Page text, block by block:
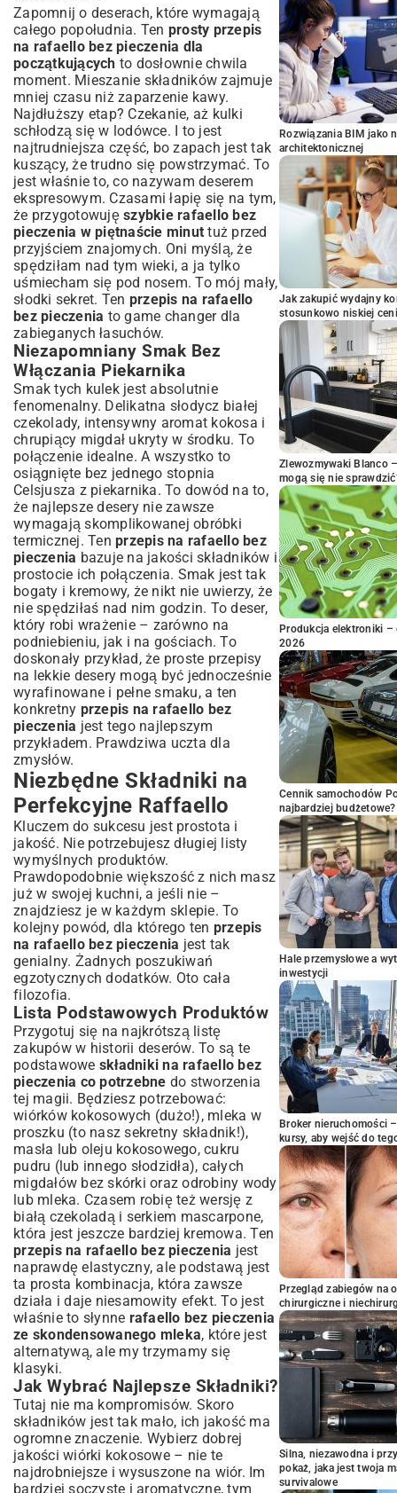
Zapomnij o deserach, które wymagają
całego popołudnia. Ten prosty przepis
na rafaello bez pieczenia dla
początkujących to dosłownie chwila
moment. Mieszanie składników zajmuje
mniej czasu niż zaparzenie kawy.
Najdłuższy etap? Czekanie, aż kulki
schłodzą się w lodówce. I to jest
najtrudniejsza część, bo zapach jest tak
kuszący, że trudno się powstrzymać. To
jest właśnie to, co nazywam deserem
ekspresowym. Czasami łapię się na tym,
że przygotowuję szybkie rafaello bez
pieczenia w piętnaście minut tuż przed
przyjściem znajomych. Oni myślą, że
spędziłam nad tym wieki, a ja tylko
uśmiecham się pod nosem. To mój mały,
słodki sekret. Ten przepis na rafaello
bez pieczenia to game changer dla
zabieganych łasuchów.
Niezapomniany Smak Bez
Włączania Piekarnika
Smak tych kulek jest absolutnie
fenomenalny. Delikatna słodycz białej
czekolady, intensywny aromat kokosa i
chrupiący migdał ukryty w środku. To
połączenie idealne. A wszystko to
osiągnięte bez jednego stopnia
Celsjusza z piekarnika. To dowód na to,
że najlepsze desery nie zawsze
wymagają skomplikowanej obróbki
termicznej. Ten przepis na rafaello bez
pieczenia bazuje na jakości składników i
prostocie ich połączenia. Smak jest tak
bogaty i kremowy, że nikt nie uwierzy, że
nie spędziłaś nad nim godzin. To deser,
który robi wrażenie – zarówno na
podniebieniu, jak i na gościach. To
doskonały przykład, że proste przepisy
na lekkie desery mogą być jednocześnie
wyrafinowane i pełne smaku, a ten
konkretny przepis na rafaello bez
pieczenia jest tego najlepszym
przykładem. Prawdziwa uczta dla
zmysłów.
Niezbędne Składniki na
Perfekcyjne Raffaello
Kluczem do sukcesu jest prostota i
jakość. Nie potrzebujesz długiej listy
wymyślnych produktów.
Prawdopodobnie większość z nich masz
już w swojej kuchni, a jeśli nie –
znajdziesz je w każdym sklepie. To
kolejny powód, dla którego ten przepis
na rafaello bez pieczenia jest tak
genialny. Żadnych poszukiwań
egzotycznych dodatków. Oto cała
filozofia.
Lista Podstawowych Produktów
Przygotuj się na najkrótszą listę
zakupów w historii deserów. To są te
podstawowe składniki na rafaello bez
pieczenia co potrzebne do stworzenia
tej magii. Będziesz potrzebować:
wiórków kokosowych (dużo!), mleka w
proszku (to nasz sekretny składnik!),
masła lub oleju kokosowego, cukru
pudru (lub innego słodzidła), całych
migdałów bez skórki oraz odrobiny wody
lub mleka. Czasem robię też wersję z
białą czekoladą i serkiem mascarpone,
która jest jeszcze bardziej kremowa. Ten
przepis na rafaello bez pieczenia jest
naprawdę elastyczny, ale podstawą jest
ta prosta kombinacja, która zawsze
działa i daje niesamowity efekt. To jest
właśnie to słynne rafaello bez pieczenia
ze skondensowanego mleka, które jest
alternatywą, ale my trzymamy się
klasyki.
Jak Wybrać Najlepsze Składniki?
Tutaj nie ma kompromisów. Skoro
składników jest tak mało, ich jakość ma
ogromne znaczenie. Wybierz dobrej
jakości wiórki kokosowe – nie te
najdrobniejsze i wysuszone na wiór. Im
bardziej soczyste i aromatyczne, tym
Rozwiązania BIM jako
architektonicznej
Jak zakupić wydajny
stosunkowo niskiej
Zlewozmywaki Blanco
mogą się nie
Produkcja elektroniki –
2026
Cennik samochodów
najbardziej budżetowe?
Hale przemysłowe a
inwestycji
Broker nieruchomości
kursy, aby wejść do
Przegląd zabiegów na
chirurgiczne i
Silna, niezawodna i
pokaż, jaka jest twoja
survivalowe